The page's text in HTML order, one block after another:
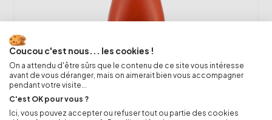
Coucou c'est nous... les cookies !
On a attendu d'être sûrs que le contenu de ce site vous intéresse
avant de vous déranger, mais on aimerait bien vous accompagner
pendant votre visite...
C'est OK pour vous ?
Ici, vous pouvez accepter ou refuser tout ou partie des cookies